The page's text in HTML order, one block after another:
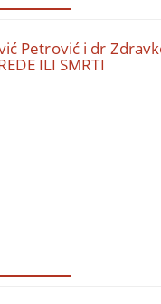
Petrović i dr
ILI SMRTI